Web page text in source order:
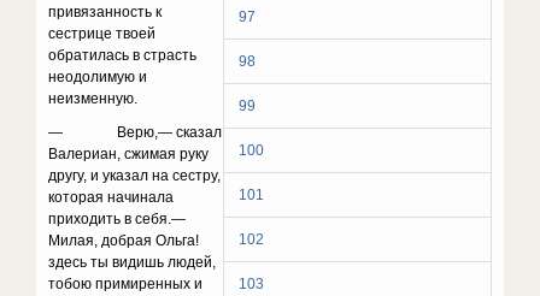
97
98
99
100
101
102
103
привязанность к
сестрице твоей
обратилась в страсть
неодолимую и
неизменную.
— Верю,— сказал
Валериан, сжимая руку
другу, и указал на сестру,
которая начинала
приходить в себя.—
Милая, добрая Ольга!
здесь ты видишь людей,
тобою примиренных и